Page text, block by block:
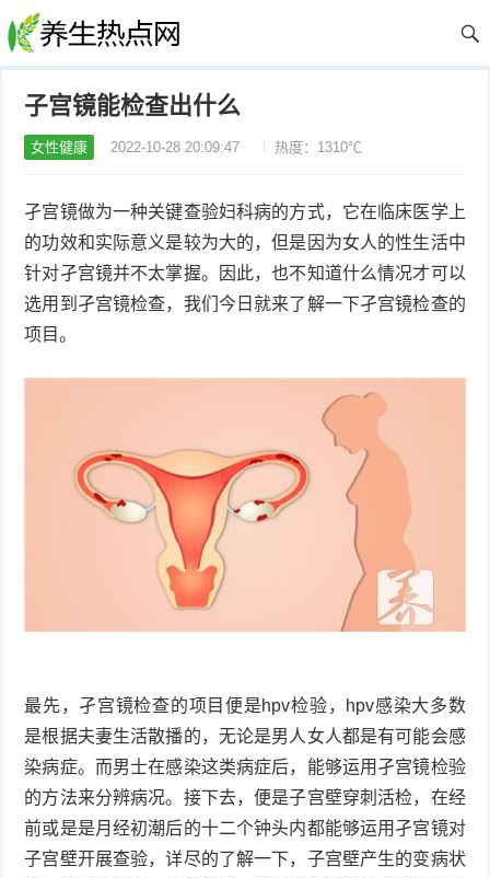
子宫镜能检查出什么
女性健康 2022-10-28 20:09:47 热度：1310℃
孑宫镜做为一种关键查验妇科病的方式，它在临床医学上
的功效和实际意义是较为大的，但是因为女人的性生活中
针对孑宫镜并不太掌握。因此，也不知道什么情况才可以
选用到孑宫镜检查，我们今日就来了解一下孑宫镜检查的
项目。
最先，孑宫镜检查的项目便是hpv检验，hpv感染大多数
是根据夫妻生活散播的，无论是男人女人都是有可能会感
染病症。而男士在感染这类病症后，能够运用孑宫镜检验
的方法来分辨病况。接下去，便是子宫壁穿刺活检，在经
前或是是月经初潮后的十二个钟头内都能够运用孑宫镜对
子宫壁开展查验，详尽的了解一下，子宫壁产生的变病状